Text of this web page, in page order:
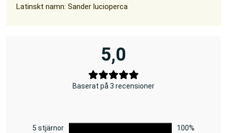
Latinskt namn: Sander lucioperca
5,0
Baserat på 3 recensioner
5 stjärnor
100%